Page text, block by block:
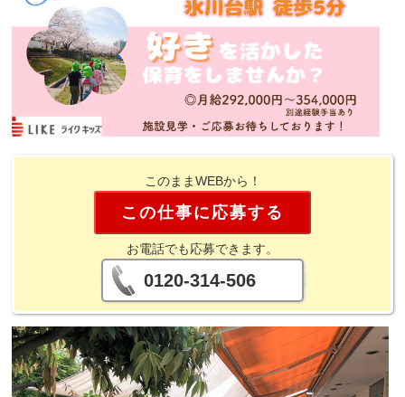
このままWEBから！
この仕事に応募する
お電話でも応募できます。
0120-314-506